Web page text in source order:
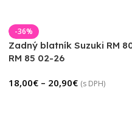
-36%
Zadný blatník Suzuki RM
RM 85 02-26
18,00€ – 20,90€ (s DPH)